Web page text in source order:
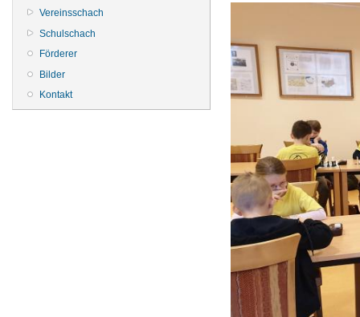
Vereinsschach
Schulschach
Förderer
Bilder
Kontakt